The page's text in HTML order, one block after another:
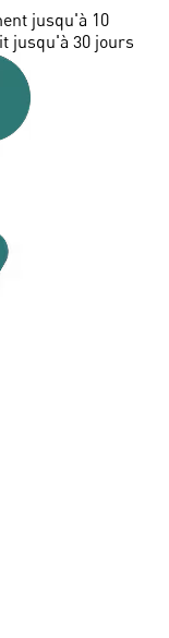
jusqu'à 10
jusqu'à 30 jours